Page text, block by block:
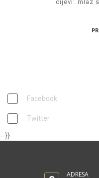
cijevi: mlaz
Facebook
Twitter
--}}
ADRESA